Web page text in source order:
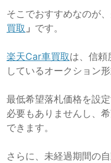
そこでおすすめなのが
買取 」 です。
楽天Car車買取は、信頼
しているオークション
最低希望落札価格を設
必要もありませんし、
できます。
さらに、未経過期間の